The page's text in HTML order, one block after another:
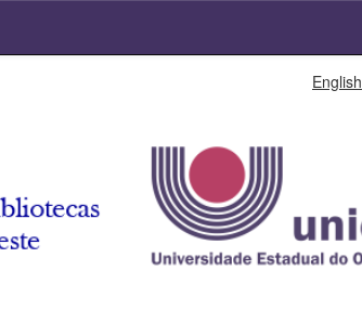
English